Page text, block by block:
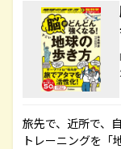
旅先で、近所で、
トレーニングを「